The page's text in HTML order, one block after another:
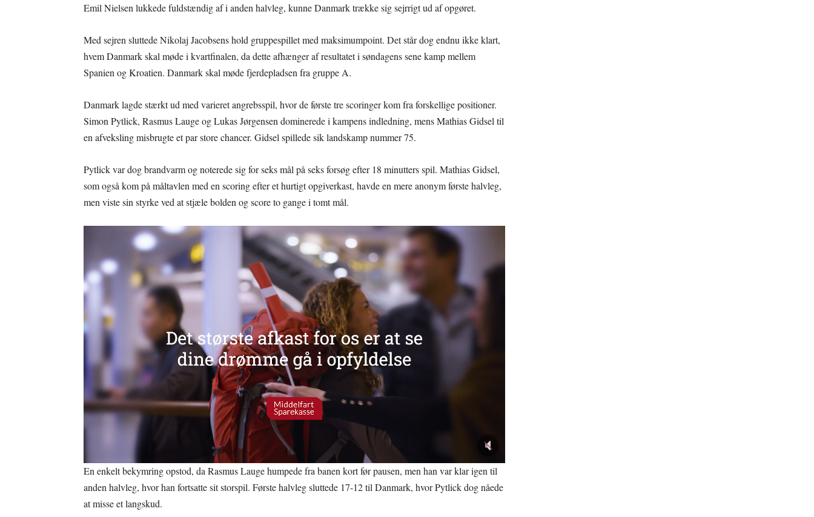
Emil Nielsen lukkede fuldstændig af i anden halvleg, kunne Danmark trække sig sejrrigt ud af opgøret.
Med sejren sluttede Nikolaj Jacobsens hold gruppespillet med maksimumpoint. Det står dog endnu ikke klart,
hvem Danmark skal møde i kvartfinalen, da dette afhænger af resultatet i søndagens sene kamp mellem
Spanien og Kroatien. Danmark skal møde fjerdepladsen fra gruppe A.
Danmark lagde stærkt ud med varieret angrebsspil, hvor de første tre scoringer kom fra forskellige positioner.
Simon Pytlick, Rasmus Lauge og Lukas Jørgensen dominerede i kampens indledning, mens Mathias Gidsel til
en afveksling misbrugte et par store chancer. Gidsel spillede sik landskamp nummer 75.
Pytlick var dog brandvarm og noterede sig for seks mål på seks forsøg efter 18 minutters spil. Mathias Gidsel,
som også kom på måltavlen med en scoring efter et hurtigt opgiverkast, havde en mere anonym første halvleg,
men viste sin styrke ved at stjæle bolden og score to gange i tomt mål.
En enkelt bekymring opstod, da Rasmus Lauge humpede fra banen kort før pausen, men han var klar igen til
anden halvleg, hvor han fortsatte sit storspil. Første halvleg sluttede 17-12 til Danmark, hvor Pytlick dog nåede
at misse et langskud.